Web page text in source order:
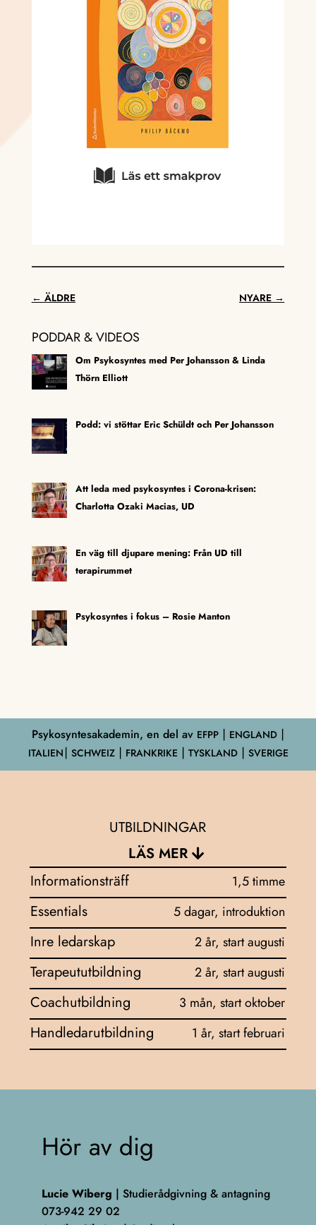
← ÄLDRE NYARE →
PODDAR & VIDEOS
Om Psykosyntes med Per Johansson & Linda
Thörn Elliott
Podd: vi stöttar Eric Schüldt och Per Johansson
Att leda med psykosyntes i Corona-krisen:
Charlotta Ozaki Macias, UD
En väg till djupare mening: Från UD till
terapirummet
Psykosyntes i fokus – Rosie Manton
Psykosyntesakademin, en del av EFPP⎮ ENGLAND ⎮
ITALIEN⎮ SCHWEIZ ⎮ FRANKRIKE ⎮ TYSKLAND ⎮ SVERIGE
UTBILDNINGAR
LÄS MER
Informationsträff
1,5 timme
Essentials 5 dagar, introduktion
Inre ledarskap 2 år, start augusti
Terapeututbildning 2 år, start augusti
Coachutbildning 3 mån, start oktober
Handledarutbildning 1 år, start februari
Hör av dig
Lucie Wiberg | Studierådgivning & antagning
073-942 29 02